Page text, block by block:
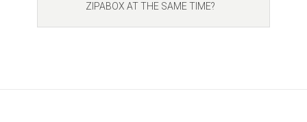
ZIPABOX AT THE SAME TIME?